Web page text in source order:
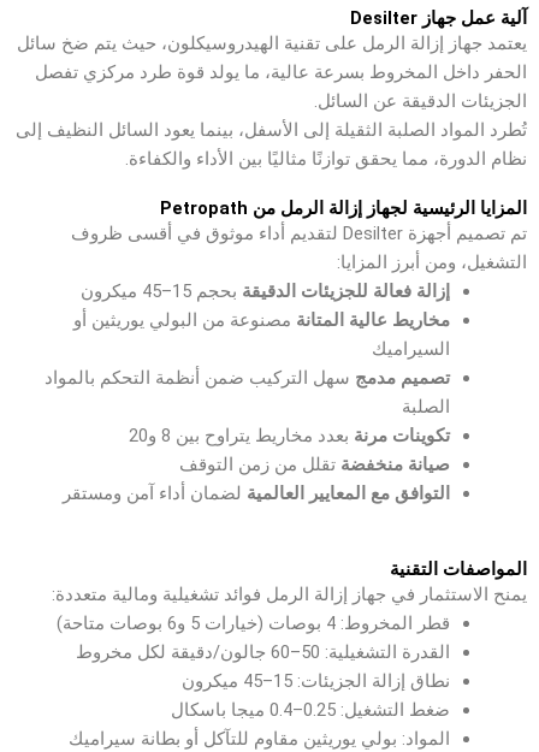
آلية عمل جهاز Desilter
يعتمد جهاز إزالة الرمل على تقنية الهيدروسيكلون، حيث يتم ضخ سائل
الحفر داخل المخروط بسرعة عالية، ما يولد قوة طرد مركزي تفصل
الجزيئات الدقيقة عن السائل.
تُطرد المواد الصلبة الثقيلة إلى الأسفل، بينما يعود السائل النظيف إلى
نظام الدورة، مما يحقق توازنًا مثاليًا بين الأداء والكفاءة.
المزايا الرئيسية لجهاز إزالة الرمل من Petropath
تم تصميم أجهزة Desilter لتقديم أداء موثوق في أقسى ظروف
التشغيل، ومن أبرز المزايا:
إزالة فعالة للجزيئات الدقيقة بحجم 15–45 ميكرون
مخاريط عالية المتانة مصنوعة من البولي يوريثين أو
السيراميك
تصميم مدمج سهل التركيب ضمن أنظمة التحكم بالمواد
الصلبة
تكوينات مرنة بعدد مخاريط يتراوح بين 8 و20
صيانة منخفضة تقلل من زمن التوقف
التوافق مع المعايير العالمية لضمان أداء آمن ومستقر
المواصفات التقنية
يمنح الاستثمار في جهاز إزالة الرمل فوائد تشغيلية ومالية متعددة:
قطر المخروط: 4 بوصات (خيارات 5 و6 بوصات متاحة)
القدرة التشغيلية: 50–60 جالون/دقيقة لكل مخروط
نطاق إزالة الجزيئات: 15–45 ميكرون
ضغط التشغيل: 0.25–0.4 ميجا باسكال
المواد: بولي يوريثين مقاوم للتآكل أو بطانة سيراميك